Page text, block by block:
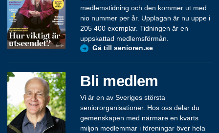
medlemstidning och den kommer ut med
nio nummer per år. Upplagan är nu uppe i
205 400 exemplar. Tidningen är en
uppskattad medlemsförmån.
Gå till senioren.se
Bli medlem
Vi är en av Sveriges största
seniororganisationer. Hos oss delar du
gemenskapen med närmare en kvarts
miljon medlemmar i föreningar över hela